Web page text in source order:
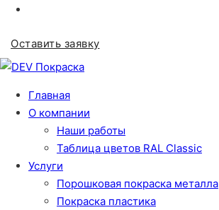
Оставить заявку
Главная
О компании
Наши работы
Таблица цветов RAL Classic
Услуги
Порошковая покраска металла
Покраска пластика